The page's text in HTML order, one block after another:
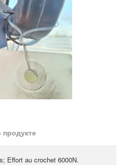
Effort au crochet 6000N.